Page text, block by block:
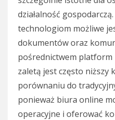
działalność
technologiom możliwe
dokumentów oraz
pośrednictwem
zaletą jest często niższy
porównaniu do
ponieważ biura online
operacyjne i oferować